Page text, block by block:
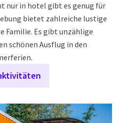
nur in hotel gibt es genug für
bietet zahlreiche lustige
Familie. Es gibt unzählige
schönen Ausflug in den